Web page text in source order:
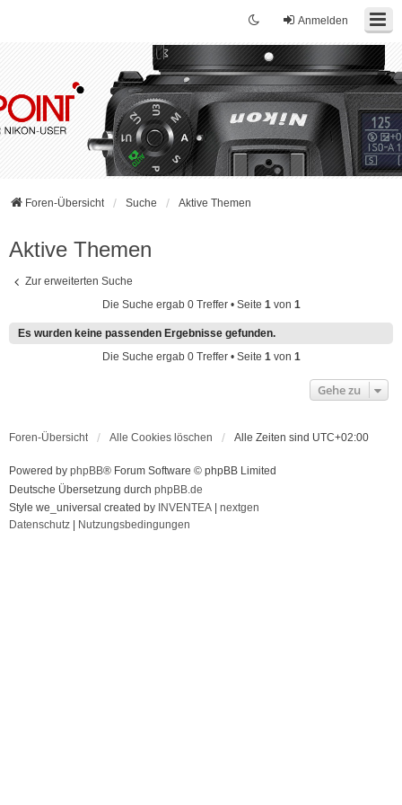
Anmelden
Foren-Übersicht Suche Aktive Themen
Aktive Themen
Zur erweiterten Suche
Die Suche ergab 0 Treffer • Seite 1von 1
Es wurden keine passenden Ergebnisse gefunden.
Die Suche ergab 0 Treffer • Seite 1von 1
Gehe zu
Foren-Übersicht Alle Cookies löschen Alle Zeiten sind UTC+02:00
Powered by phpBB® Forum Software © phpBB Limited
Deutsche Übersetzung durch phpBB.de
Style we_universal created by INVENTEA
nextgen
Datenschutz
Nutzungsbedingungen